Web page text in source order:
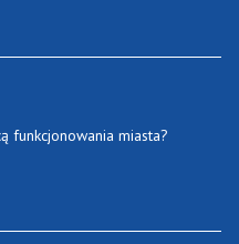
funkcjonowania miasta?